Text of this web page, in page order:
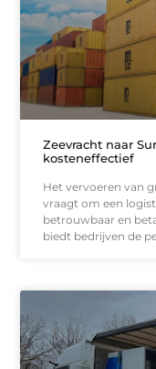
Zeevracht naar
kosteneffectief
Het vervoeren van
vraagt om een
betrouwbaar en
biedt bedrijven de